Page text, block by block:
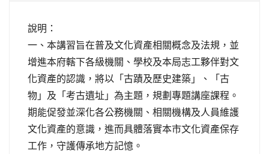
說明：
一、本講習旨在普及文化資產相關概念及法規，並
增進本府轄下各級機關、學校及本局志工夥伴對文
化資產的認識，將以「古蹟及歷史建築」、「古
物」及「考古遺址」為主題，規劃專題講座課程。
期能促發並深化各公務機關、相關機構及人員維護
文化資產的意識，進而具體落實本市文化資產保存
工作，守護傳承地方記憶。